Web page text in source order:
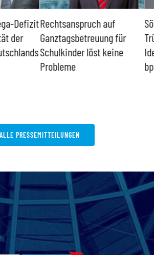
Defizit
der
Rechtsanspruch auf
Ganztagsbetreuung für
Schulkinder löst keine
Probleme
ALLE PRESSEMITTEILUNGEN